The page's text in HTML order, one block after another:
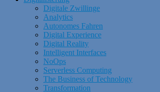
Digitale Zwillinge
Analytics
Autonomes Fahren
Digital Experience
Digital Reality
Intelligent Interfaces
NoOps
Serverless Computing
The Business of Technology
Transformation